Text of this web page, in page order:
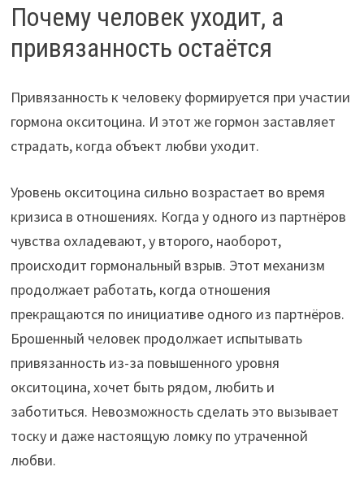
Почему человек уходит, а
привязанность остаётся
Привязанность к человеку формируется при участии
гормона окситоцина. И этот же гормон заставляет
страдать, когда объект любви уходит.
Уровень окситоцина сильно возрастает во время
кризиса в отношениях. Когда у одного из партнёров
чувства охладевают, у второго, наоборот,
происходит гормональный взрыв. Этот механизм
продолжает работать, когда отношения
прекращаются по инициативе одного из партнёров.
Брошенный человек продолжает испытывать
привязанность из-за повышенного уровня
окситоцина, хочет быть рядом, любить и
заботиться. Невозможность сделать это вызывает
тоску и даже настоящую ломку по утраченной
любви.